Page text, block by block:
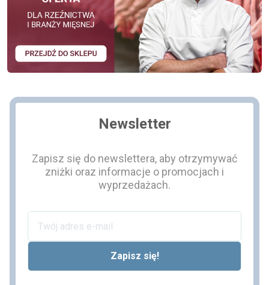
Newsletter
Zapisz się do newslettera, aby otrzymywać
zniżki oraz informacje o promocjach i
wyprzedażach.